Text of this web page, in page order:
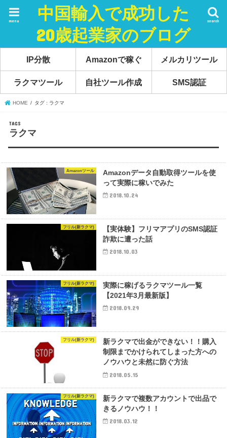
中国輸入で成功した
20歳起業家のブログ
search
menu
IP分散 Amazonで稼ぐ メルカリツール
ラクマツール 自社ツール作成 SMS認証
HOME タグ : ラクマ
ラクマ
Amazonツール
Amazonデータ自動取得ツールを使
って実際に稼いでみた
2018.10.24
フリル(新ラクマ)
【実体験】フリマアプリのSMS認証
詐欺に遭った話
2018.10.03
フリル(新ラクマ)
実際に稼げるラクマツール一覧
【2021年3月最新版】
2018.09.29
フリル(新ラクマ)
新ラクマで出金ができない！！購入
制限までかけられてしまった方への
ノウハウと未然に防ぐ方法
2018.05.15
フリル(新ラクマ)
新ラクマで複数アカウントで出品で
きるノウハウ！！
2018.03.12